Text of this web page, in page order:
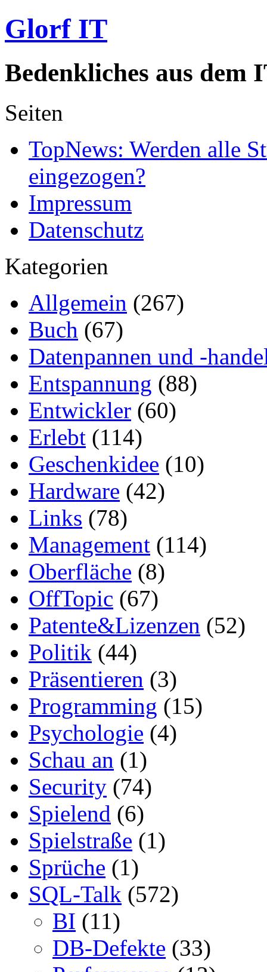
Glorf IT
Bedenkliches aus dem
Seiten
TopNews: Werden alle
eingezogen?
Impressum
Datenschutz
Kategorien
Allgemein (267)
Buch (67)
Datenpannen und -
Entspannung (88)
Entwickler (60)
Erlebt (114)
Geschenkidee (10)
Hardware (42)
Links (78)
Management (114)
Oberfläche (8)
OffTopic (67)
Patente&Lizenzen (52)
Politik (44)
Präsentieren (3)
Programming (15)
Psychologie (4)
Schau an (1)
Security (74)
Spielend (6)
Spielstraße (1)
Sprüche (1)
SQL-Talk (572)
BI (11)
DB-Defekte (33)